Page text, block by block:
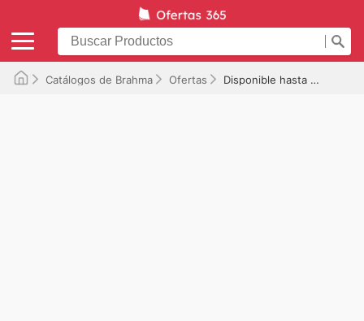
Catálogos de Brahma Ofertas Disponible hasta el 09/12/2025